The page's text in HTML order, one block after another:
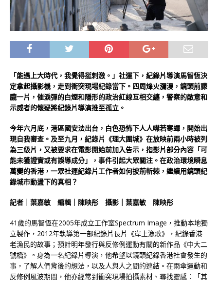
「能遇上大時代，我覺得挺刺激。」社運下，紀錄片導演馬智恆決
定拿起攝影機，走到衝突現場紀錄當下。四周烽火瀰漫，鏡頭前朦
朧一片，催淚彈的白煙和隱形的政治紅線互相交纏，警察的敵意和
示威者的懷疑將紀錄片導演推至孤立。
今年六月底，港區國安法出台，白色恐怖下人人噤若寒蟬，開始出
現自我審查。及至九月，紀錄片《理大圍城》在放映前兩小時被列
為三級片，又被要求在電影開始前加入告示，指影片部分內容「可
能未獲證實或有誤導成分」，事件引起大眾關注。在政治環境瞬息
萬變的香港，一眾社運紀錄片工作者如何披荊斬棘，繼續用鏡頭紀
錄城市動盪下的真相？
記者｜葉嘉敏 編輯｜陳映彤 攝影｜葉嘉敏 陳映彤
41歲的馬智恆在2005年成立工作室Spectrum Image，推動本地獨
立製作，2012年執導第一部紀錄片長片《岸上漁歌》，紀錄香港
老漁民的故事；預計明年發行與反修例運動有關的新作品《中大二
號橋》。身為一名紀錄片導演，他希望以鏡頭紀錄香港社會發生的
事，了解人們背後的想法，以及人與人之間的連結。在雨傘運動和
反修例風波期間，他亦經常到衝突現場拍攝素材、尋找靈感：「其